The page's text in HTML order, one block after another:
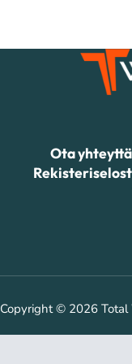
Ota yhteyttä
Copyright © 2026